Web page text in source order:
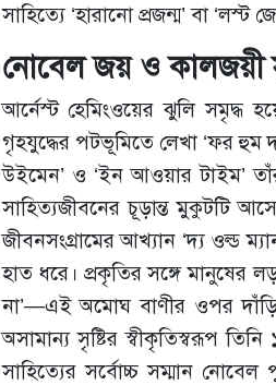
সাহিত্যে ‘হারানো প্রজন্ম’ বা
নোবেল জয় ও কালজয়ী
আর্নেস্ট হেমিংওয়ের ঝুলি সমৃদ্ধ
গৃহযুদ্ধের পটভূমিতে লেখা ‘ফর
উইমেন’ ও ‘ইন আওয়ার টাইম’
সাহিত্যজীবনের চূড়ান্ত মুকুটটি
জীবনসংগ্রামের আখ্যান ‘দ্য ওল্ড
হাত ধরে। প্রকৃতির সঙ্গে মানুষের
না’—এই অমোঘ বাণীর ওপর
অসামান্য সৃষ্টির স্বীকৃতিস্বরূপ
সাহিত্যের সর্বোচ্চ সম্মান